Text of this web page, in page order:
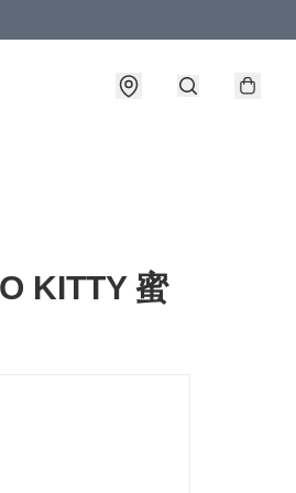
KITTY 蜜